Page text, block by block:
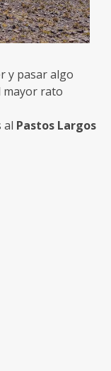
y pasar algo
mayor rato
al Pastos Largos